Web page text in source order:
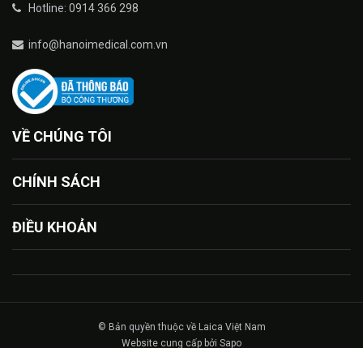
Hotline: 0914 366 298
info@hanoimedical.com.vn
VỀ CHÚNG TÔI
CHÍNH SÁCH
ĐIỀU KHOẢN
© Bản quyền thuộc về Laica Việt Nam
Website cung cấp bởi Sapo